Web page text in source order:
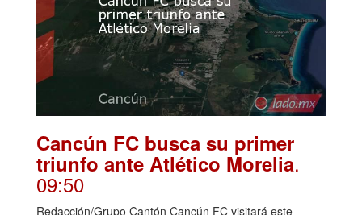
Cancún FC busca su primer
triunfo ante Atlético Morelia.
09:50
Redacción/Grupo Cantón Cancún FC visitará este